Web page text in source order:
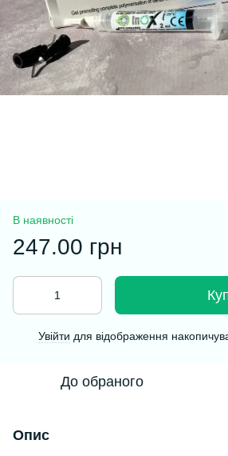
В наявності
247.00 грн
Увійти для відображення
До обраного
Опис